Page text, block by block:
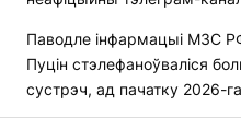
Паводле інфармацыі МЗС
Пуцін стэлефаноўваліся
сустрэч, ад пачатку 2026-